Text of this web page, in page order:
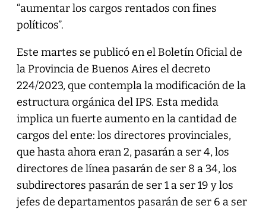
“aumentar los cargos rentados con fines
políticos”.
Este martes se publicó en el Boletín Oficial de
la Provincia de Buenos Aires el decreto
224/2023, que contempla la modificación de la
estructura orgánica del IPS. Esta medida
implica un fuerte aumento en la cantidad de
cargos del ente: los directores provinciales,
que hasta ahora eran 2, pasarán a ser 4, los
directores de línea pasarán de ser 8 a 34, los
subdirectores pasarán de ser 1 a ser 19 y los
jefes de departamentos pasarán de ser 6 a ser